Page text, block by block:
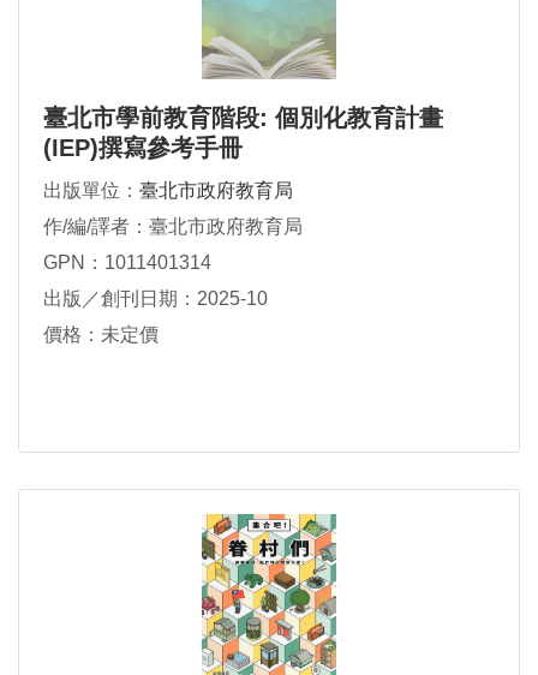
臺北市學前教育階段: 個別化教育計畫
(IEP)撰寫參考手冊
出版單位： 臺北市政府教育局
作/編/譯者：臺北市政府教育局
GPN：1011401314
出版／創刊日期：2025-10
價格：未定價